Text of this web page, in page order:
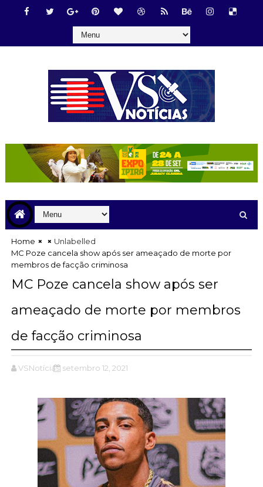
Home
Unlabelled
MC Poze cancela show após ser ameaçado de morte por
membros de facção criminosa
MC Poze cancela show após ser
ameaçado de morte por membros
de facção criminosa
VSNotícias setembro 12, 2021